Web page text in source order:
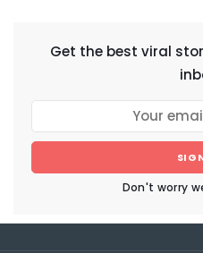
Get the best viral
Don't worry